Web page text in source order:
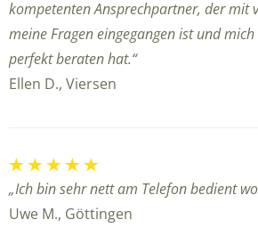
kompetenten Ansprechpartner, der mit
meine Fragen eingegangen ist und
perfekt beraten hat.“
Ellen D., Viersen
„Ich bin sehr nett am Telefon bedient
Uwe M., Göttingen